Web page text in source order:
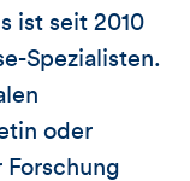
ist seit 2010
Spezialisten.
oder